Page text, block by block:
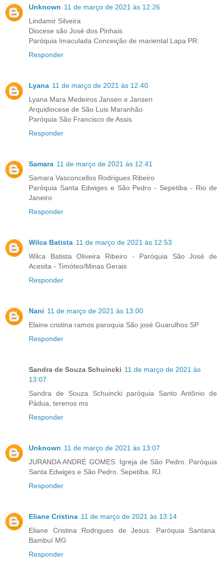
Unknown 11 de março de 2021 às 12:26
Lindamir Silveira
Diocese são José dos Pinhais
Paróquia Imaculada Conceição de mariental Lapa PR.
Responder
Lyana 11 de março de 2021 às 12:40
Lyana Mara Medeiros Jansen e Jansen
Arquidiocese de São Luis Maranhão
Paróquia São Francisco de Assis
Responder
Samara 11 de março de 2021 às 12:41
Samara Vasconcellos Rodrigues Ribeiro
Paróquia Santa Edwiges e São Pedro - Sepetiba - Rio de
Janeiro
Responder
Wilca Batista 11 de março de 2021 às 12:53
Wilca Batista Oliveira Ribeiro - Paróquia São José de
Acesita - Timóteo/Minas Gerais
Responder
Nani 11 de março de 2021 às 13:00
Elaine cristina ramos paroquia São josé Guarulhos SP
Responder
Sandra de Souza Schuincki 11 de março de 2021 às
13:07
Sandra de Souza Schuincki paróquia Santo Antônio de
Pádua, terenos ms
Responder
Unknown 11 de março de 2021 às 13:07
JURANDA ANDRÉ GOMES. Igreja de São Pedro. Paróquia
Santa Edwiges e São Pedro. Sepetiba. RJ.
Responder
Eliane Cristina 11 de março de 2021 às 13:14
Eliane Cristina Rodrigues de Jesus. Paróquia Santana.
Bambuí MG
Responder